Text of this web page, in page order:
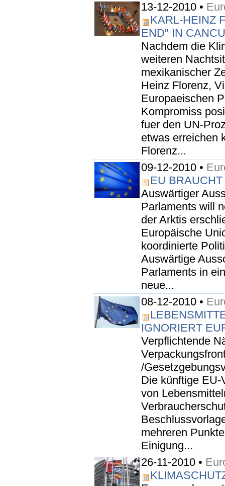
13-12-2010 •
KARL-HEINZ
END" IN
Nachdem die
weiteren
mexikanischer
Heinz Florenz,
Europaeischen
Kompromiss
fuer den UN-
etwas erreichen
Florenz...
09-12-2010 •
EU
Auswärtiger
Parlaments will
der Arktis
Europäische
koordinierte
Auswärtige
Parlaments in
neue...
08-12-2010 •
IGNORIERT
Verpflichtende
/
Die künftige EU-
von
mehreren
Einigung...
26-11-2010 •